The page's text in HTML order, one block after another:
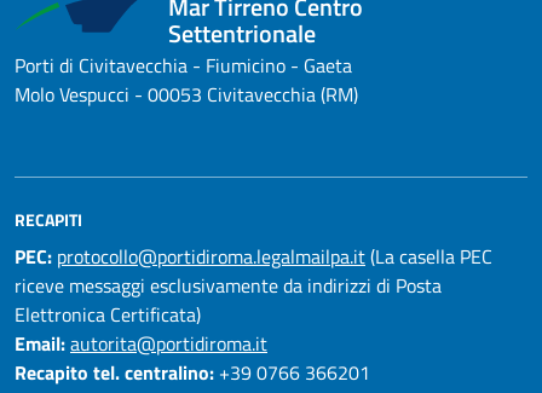
Settentrionale
Porti di Civitavecchia - Fiumicino - Gaeta
Molo Vespucci - 00053 Civitavecchia (RM)
RECAPITI
PEC: protocollo@portidiroma.legalmailpa.it(La casella PEC
riceve messaggi esclusivamente da indirizzi di Posta
Elettronica Certificata)
Email:autorita@portidiroma.it
Recapito tel. centralino: +39 0766 366201